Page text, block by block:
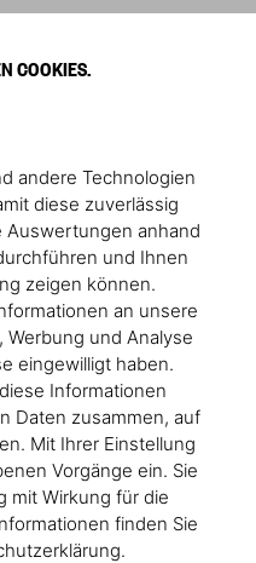
COOKIES.
andere Technologien
diese zuverlässig
anhand
und Ihnen
zeigen können.
an unsere
Werbung und Analyse
eingewilligt haben.
Informationen
Daten zusammen, auf
Mit Ihrer Einstellung
Vorgänge ein. Sie
mit Wirkung für die
finden Sie
dokumentiert ein halbes
von der Gegenkultur der
2000er. Die fünf Bände
herausgegeben. Jeder
und beliebtesten Filme
Anmerkungen zu
echte Cineasten.
Aufbruch und eine neue
für den Autorenfilm in
bis Kubrick. Die
Jahre schufen Filme wie
Tarantino, Lynch und
neu erfanden. Die
– mit Blockbuster-Reihen
sowie Kultklassikern wie
Old Men.